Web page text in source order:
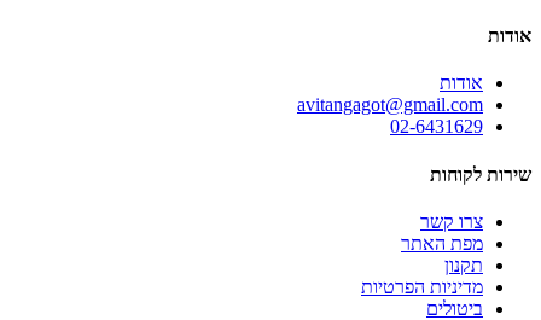
אודות
אודות
avitangagot@gmail.com
02-6431629
שירות לקוחות
צרו קשר
מפת האתר
תקנון
מדיניות הפרטיות
ביטולים